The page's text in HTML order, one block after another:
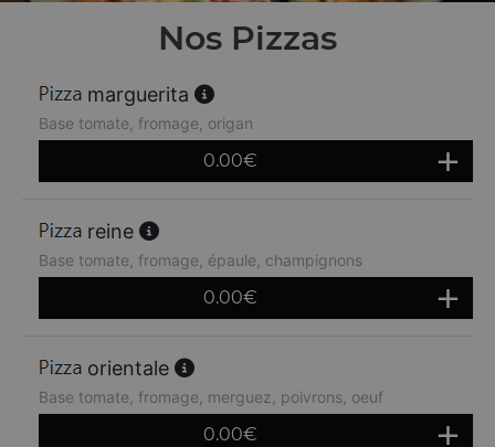
Nos Pizzas
marguerita
Base tomate, fromage, origan
0.00€
reine
Base tomate, fromage, épaule, champignons
0.00€
orientale
Base tomate, fromage, merguez, poivrons, oeuf
0.00€